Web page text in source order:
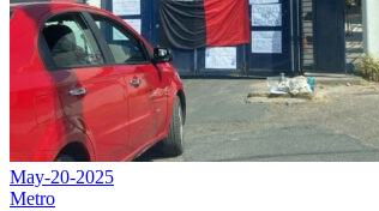
May-20-2025
Metro